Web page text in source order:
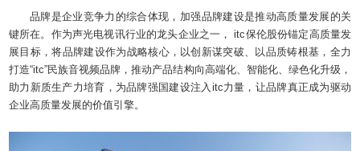
品牌是企业竞争力的综合体现，加强品牌建设是推动高质量发展的关
键所在。作为声光电视讯行业的龙头企业之一， itc保伦股份锚定高质量发
展目标，将品牌建设作为战略核心，以创新谋突破、以品质铸根基，全力
打造“itc”民族音视频品牌，推动产品结构向高端化、智能化、绿色化升级，
助力新质生产力培育，为品牌强国建设注入itc力量，让品牌真正成为驱动
企业高质量发展的价值引擎。